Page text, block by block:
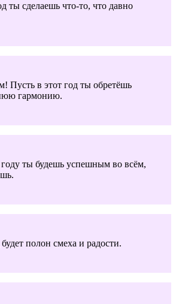
ты сделаешь что-то, что давно
Пусть в этот год ты обретёшь
гармонию.
ты будешь успешным во всём,
полон смеха и радости.